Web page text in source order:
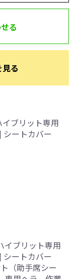
る
る
ブリット専用
ートカバー
ブリット専用
ートカバー
（助手席シー